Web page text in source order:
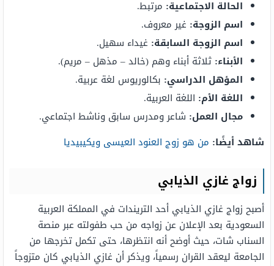
الحالة الاجتماعية: مرتبط.
اسم الزوجة: غير معروف.
اسم الزوجة السابقة: غيداء سهيل.
الأبناء: ثلاثة أبناء وهم (خالد – مذهل – مريم).
المؤهل الدراسي: بكالوريوس لغة عربية.
اللغة الأم: اللغة العربية.
مجال العمل: شاعر ومدرس سابق وناشط اجتماعي.
شاهد أيضًا: من هو زوج العنود العيسى ويكيبيديا
زواج غازي الذيابي
أصبح زواج غازي الذيابي أحد التريندات في المملكة العربية
السعودية بعد الإعلان عن زواجه من حب طفولته عبر منصة
السناب شات، حيث أوضح أنه انتظرها، حتى تكمل تخرجها من
الجامعة ليعقد القران رسمياً، ويذكر أن غازي الذيابي كان متزوجاً